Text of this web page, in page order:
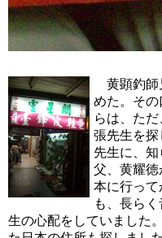
黄顕釣師
めた。その
らは、た
張先生を
先生に、知
父、黄耀徳
本に行っ
も、長ら
生の心配をしていました